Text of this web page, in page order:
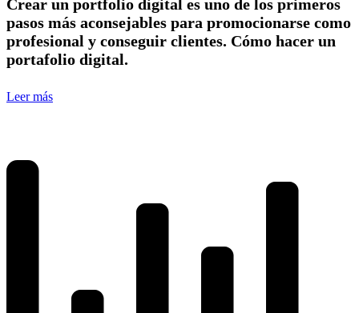
Crear un portfolio digital es uno de los primeros
pasos más aconsejables para promocionarse como
profesional y conseguir clientes. Cómo hacer un
portafolio digital.
Leer más